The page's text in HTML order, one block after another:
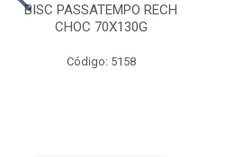
BISC PASSATEMPO RECH
CHOC 70X130G
Código: 5158